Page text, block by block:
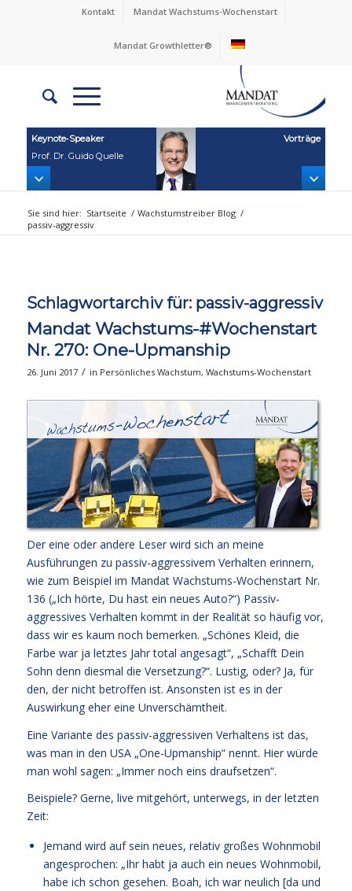
Kontakt Mandat Wachstums-Wochenstart
Mandat Growthletter®
Keynote‑Speaker
Prof. Dr. Guido Quelle
Vorträge
Sie sind hier: Startseite / Wachstumstreiber Blog /
passiv-aggressiv
Schlagwortarchiv für: passiv-aggressiv
Mandat Wachstums-#Wochenstart
Nr. 270: One-Upmanship
26. Juni 2017 / in Persönliches Wachstum, Wachstums-Wochenstart
Der eine oder andere Leser wird sich an meine
Ausführungen zu passiv-aggressivem Verhalten erinnern,
wie zum Beispiel im Mandat Wachstums-Wochenstart Nr.
136 („Ich hörte, Du hast ein neues Auto?“) Passiv-
aggressives Verhalten kommt in der Realität so häufig vor,
dass wir es kaum noch bemerken. „Schönes Kleid, die
Farbe war ja letztes Jahr total angesagt“, „Schafft Dein
Sohn denn diesmal die Versetzung?“. Lustig, oder? Ja, für
den, der nicht betroffen ist. Ansonsten ist es in der
Auswirkung eher eine Unverschämtheit.
Eine Variante des passiv-aggressiven Verhaltens ist das,
was man in den USA „One-Upmanship“ nennt. Hier würde
man wohl sagen: „Immer noch eins draufsetzen“.
Beispiele? Gerne, live mitgehört, unterwegs, in der letzten
Zeit:
Jemand wird auf sein neues, relativ großes Wohnmobil
angesprochen: „Ihr habt ja auch ein neues Wohnmobil,
habe ich schon gesehen. Boah, ich war neulich [da und